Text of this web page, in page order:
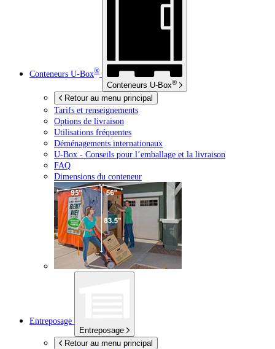
Conteneurs U-Box®
Conteneurs U-Box®
Retour au menu principal
Tarifs et renseignements
Options de livraison
Utilisations fréquentes
Déménagements internationaux
U-Box - Conseils pour l’emballage et la livraison
FAQ
Dimensions du conteneur
Entreposage
Entreposage
Retour au menu principal